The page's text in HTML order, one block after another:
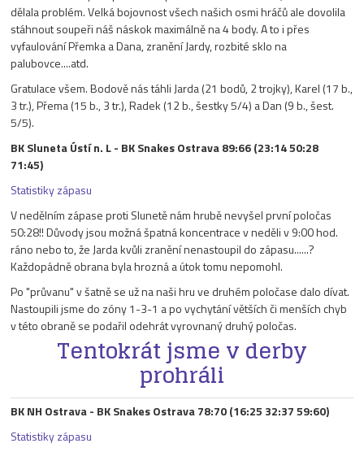
dělala problém. Velká bojovnost všech našich osmi hráčů ale dovolila
stáhnout soupeři náš náskok maximálně na 4 body. A to i přes
vyfaulování Přemka a Dana, zranění Jardy, rozbité sklo na
palubovce....atd.
Gratulace všem. Bodově nás táhli Jarda (21 bodů, 2 trojky), Karel (17 b.,
3 tr.), Přema (15 b., 3 tr.), Radek (12 b., šestky 5/4) a Dan (9 b., šest.
5/5).
BK Sluneta Ústí n. L - BK Snakes Ostrava 89:66 (23:14 50:28
71:45)
Statistiky zápasu
V nedělním zápase proti Slunetě nám hrubě nevyšel první poločas
50:28!! Důvody jsou možná špatná koncentrace v neděli v 9:00 hod.
ráno nebo to, že Jarda kvůli zranění nenastoupil do zápasu......?
Každopádně obrana byla hrozná a útok tomu nepomohl.
Po "průvanu" v šatně se už na naši hru ve druhém poločase dalo dívat.
Nastoupili jsme do zóny 1-3-1 a po vychytání větších či menších chyb
v této obraně se podařil odehrát vyrovnaný druhý poločas.
Tentokrát jsme v derby
prohráli
BK NH Ostrava - BK Snakes Ostrava 78:70 (16:25 32:37 59:60)
Statistiky zápasu